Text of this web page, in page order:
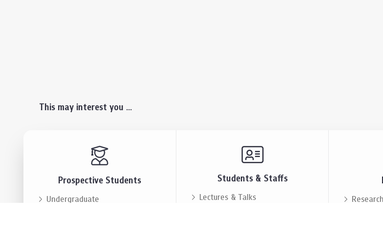
This may interest you ...
Prospective Students
Undergraduate
Students & Staffs
Lectures & Talks